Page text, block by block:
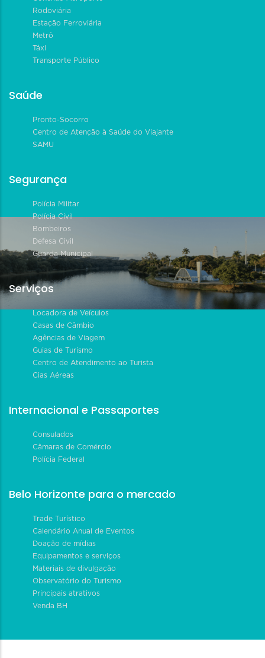
Rodoviária
Estação Ferroviária
Metrô
Táxi
Transporte Público
Saúde
Pronto-Socorro
Centro de Atenção à Saúde do Viajante
SAMU
Segurança
Polícia Militar
Polícia Civil
Bombeiros
Defesa Civil
Guarda Municipal
Serviços
Locadora de Veículos
Casas de Câmbio
Agências de Viagem
Guias de Turismo
Centro de Atendimento ao Turista
Cias Aéreas
Internacional e Passaportes
Consulados
Câmaras de Comércio
Polícia Federal
Belo Horizonte para o mercado
Trade Turístico
Calendário Anual de Eventos
Doação de mídias
Equipamentos e serviços
Materiais de divulgação
Observatório do Turismo
Principais atrativos
Venda BH